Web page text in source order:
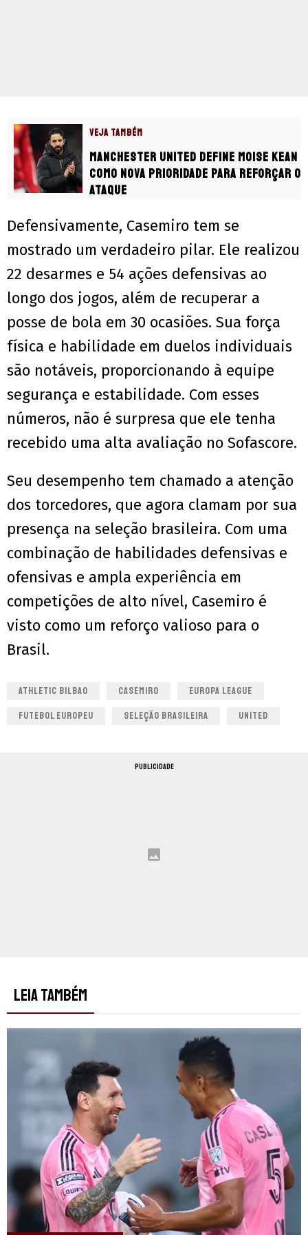
VEJA TAMBÉM
Manchester United define Moise Kean
como nova prioridade para reforçar o
ataque
Defensivamente, Casemiro tem se
mostrado um verdadeiro pilar. Ele realizou
22 desarmes e 54 ações defensivas ao
longo dos jogos, além de recuperar a
posse de bola em 30 ocasiões. Sua força
física e habilidade em duelos individuais
são notáveis, proporcionando à equipe
segurança e estabilidade. Com esses
números, não é surpresa que ele tenha
recebido uma alta avaliação no Sofascore.
Seu desempenho tem chamado a atenção
dos torcedores, que agora clamam por sua
presença na seleção brasileira. Com uma
combinação de habilidades defensivas e
ofensivas e ampla experiência em
competições de alto nível, Casemiro é
visto como um reforço valioso para o
Brasil.
ATHLETIC BILBAO CASEMIRO EUROPA LEAGUE
FUTEBOL EUROPEU SELEÇÃO BRASILEIRA UNITED
PUBLICIDADE
LEIA TAMBÉM